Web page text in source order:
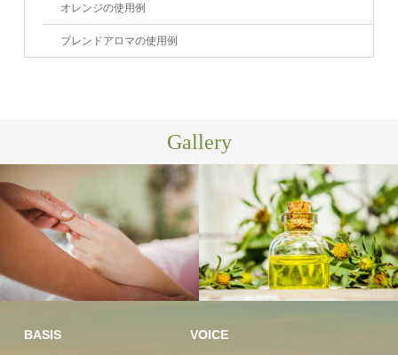
オレンジの使用例
ブレンドアロマの使用例
Gallery
足つぼ リラ
100％植物
BASIS VOICE